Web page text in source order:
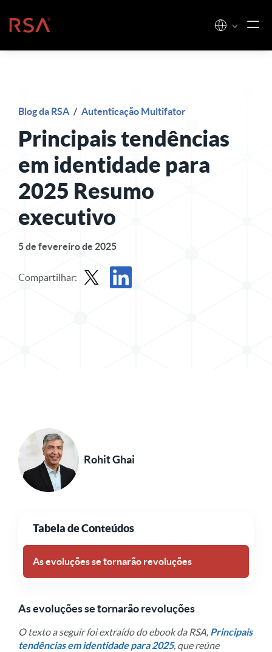
Início
Blog da RSA / Autenticação Multifator
Principais tendências
em identidade para
2025 Resumo
executivo
5 de fevereiro de 2025
Compartilhar:
Rohit Ghai
Tabela de Conteúdos
As evoluções se tornarão revoluções
As evoluções se tornarão revoluções
O texto a seguir foi extraído do ebook da RSA, Principais
tendências em identidade para 2025, que reúne